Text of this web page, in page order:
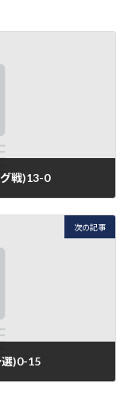
戦)13-0
次の記事
選)0-15